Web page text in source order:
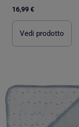
16,99 €
Vedi prodotto